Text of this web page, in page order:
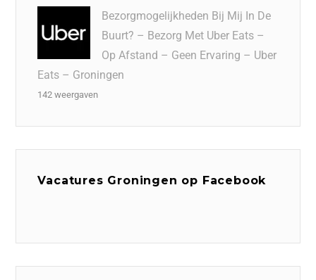
Bezorgmogelijkheden Bij Mij In De
Buurt? – Bezorg Met Uber Eats –
Op Afstand – Geen Ervaring – Uber
Eats – Groningen
142 weergaven
Vacatures Groningen op Facebook